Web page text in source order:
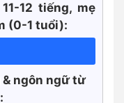
12 tiếng, mẹ
(0-1 tuổi):
& ngôn ngữ từ